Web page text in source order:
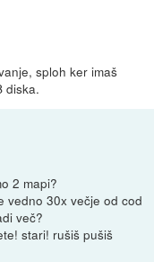
sploh ker imaš
diska.
2 mapi?
vedno 30x večje od cod
več?
stari! rušiš pušiš